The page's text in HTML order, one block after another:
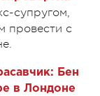
супругом,
провести с
Бен
в Лондоне